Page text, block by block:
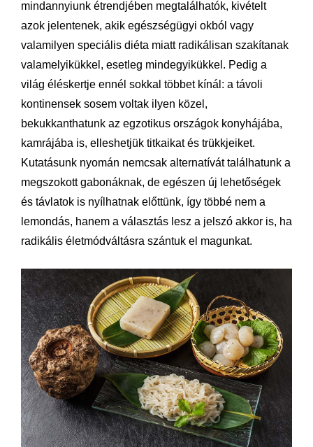
mindannyiunk étrendjében megtalálhatók, kivételt
azok jelentenek, akik egészségügyi okból vagy
valamilyen speciális diéta miatt radikálisan szakítanak
valamelyikükkel, esetleg mindegyikükkel. Pedig a
világ éléskertje ennél sokkal többet kínál: a távoli
kontinensek sosem voltak ilyen közel,
bekukkanthatunk az egzotikus országok konyhájába,
kamrájába is, elleshetjük titkaikat és trükkjeiket.
Kutatásunk nyomán nemcsak alternatívát találhatunk a
megszokott gabonáknak, de egészen új lehetőségek
és távlatok is nyílhatnak előttünk, így többé nem a
lemondás, hanem a választás lesz a jelszó akkor is, ha
radikális életmódváltásra szántuk el magunkat.